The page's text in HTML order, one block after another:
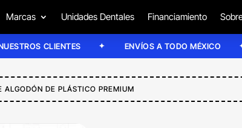
Marcas Unidades Dentales Financiamiento
CLIENTES ENVÍOS A TODO MÉXICO
ALGODÓN DE PLÁSTICO PREMIUM